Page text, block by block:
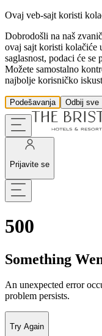
Ovaj veb-sajt koristi
Dobrodošli na naš
ovaj sajt koristi kolačiće
saglasnost, podaci će
Možete samostalno
najbolje korisničko
Podešavanja Odbij sve
Prijavite se
500
Something
An unexpected error
problem persists.
Try Again